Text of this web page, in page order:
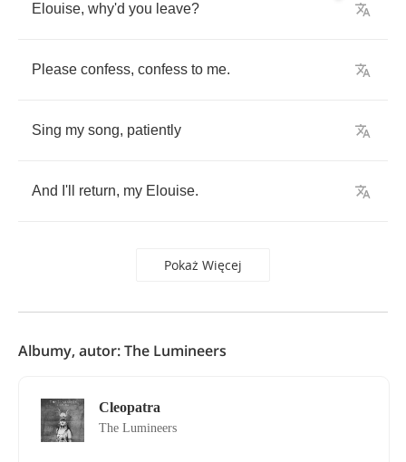
Elouise, why'd you leave?
Please confess, confess to me.
Sing my song, patiently
And I'll return, my Elouise.
Pokaż Więcej
Albumy, autor: The Lumineers
Cleopatra
The Lumineers